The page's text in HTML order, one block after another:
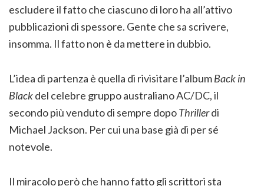
escludere il fatto che ciascuno di loro ha all’attivo
pubblicazioni di spessore. Gente che sa scrivere,
insomma. Il fatto non è da mettere in dubbio.
L’idea di partenza è quella di rivisitare l’albumBack in
Blackdel celebre gruppo australiano AC/DC, il
secondo più venduto di sempre dopoThrillerdi
Michael Jackson. Per cui una base già di per sé
notevole.
Il miracolo però che hanno fatto gli scrittori sta